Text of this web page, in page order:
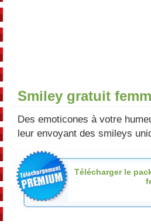
Smiley gratuit
Des emoticones à votre
leur envoyant des smileys
Télécharger le